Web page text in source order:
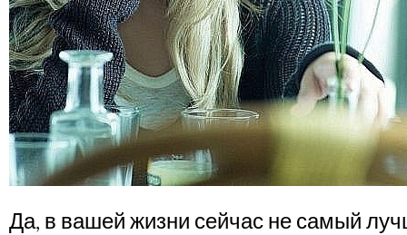
Да, в вашей жизни сейчас не самый